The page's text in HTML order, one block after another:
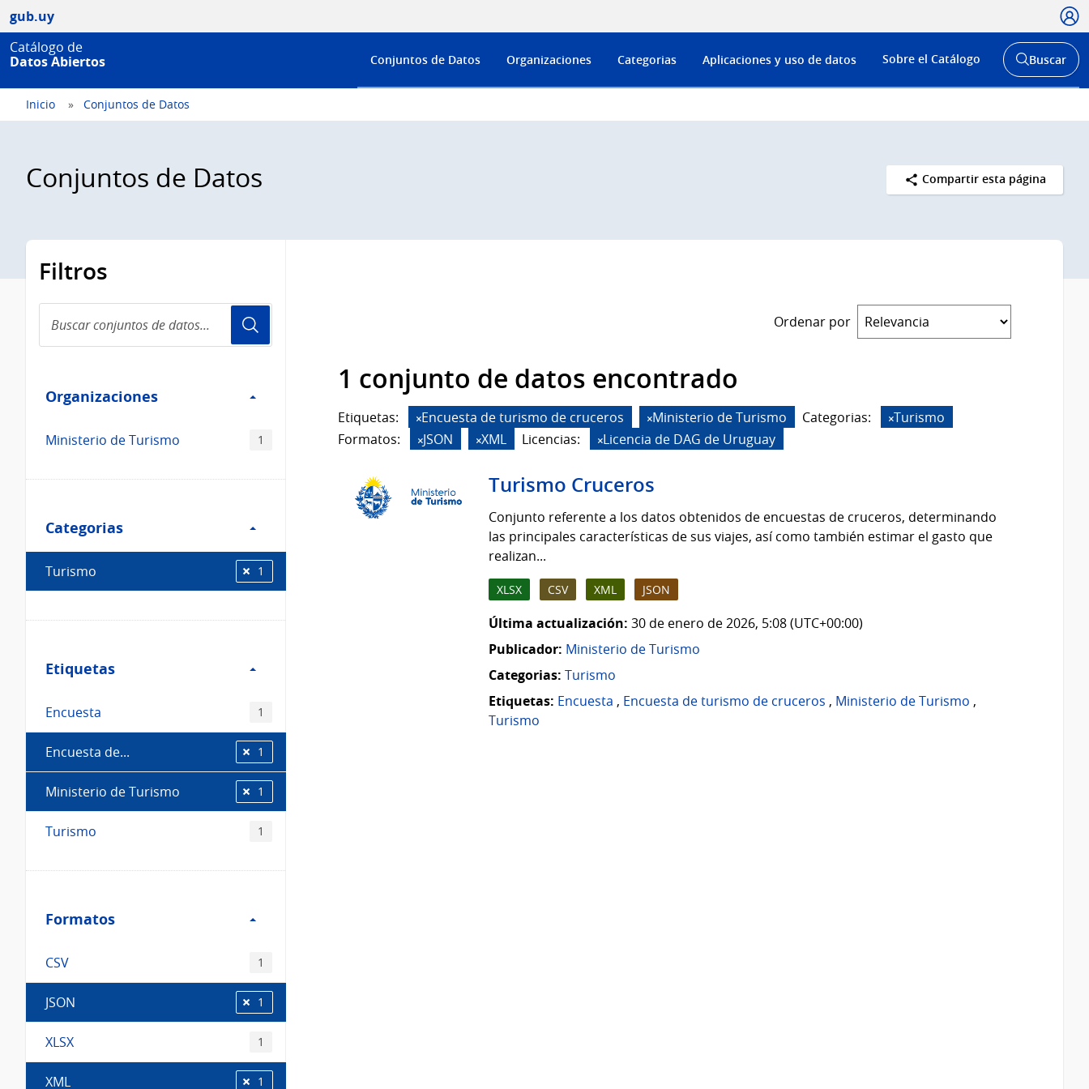
gub.uy
Catálogo de
Datos Abiertos
Menú
de
Conjuntos de Datos Organizaciones Categorias Aplicaciones y uso de datos Sobre el Catálogo
Abrir
buscador
Buscar
Inicio Conjuntos de Datos
Conjuntos de Datos Compartir esta página
Filtros
conjuntos
de
Organizaciones
Organizaciones
Ministerio de Turismo 1
Categorias
Categorias
Turismo 1
Etiquetas
Etiquetas
Encuesta 1
Encuesta de... 1
Ministerio de Turismo 1
Turismo 1
Formatos
Formatos
CSV 1
JSON 1
XLSX 1
XML 1
Ordenar por
1 conjunto de datos encontrado
Etiquetas: Encuesta de turismo de cruceros Ministerio de Turismo Categorias:
Turismo
Formatos:
JSON XML Licencias: Licencia de DAG de Uruguay
Turismo Cruceros
Conjunto referente a los datos obtenidos de encuestas de cruceros, determinando
las principales características de sus viajes, así como también estimar el gasto que
realizan...
XLSX CSV XML JSON
Última actualización: 30 de enero de 2026, 5:08 (UTC+00:00)
Publicador: Ministerio de Turismo
Categorias: Turismo
Etiquetas: Encuesta , Encuesta de turismo de cruceros , Ministerio de Turismo ,
Turismo